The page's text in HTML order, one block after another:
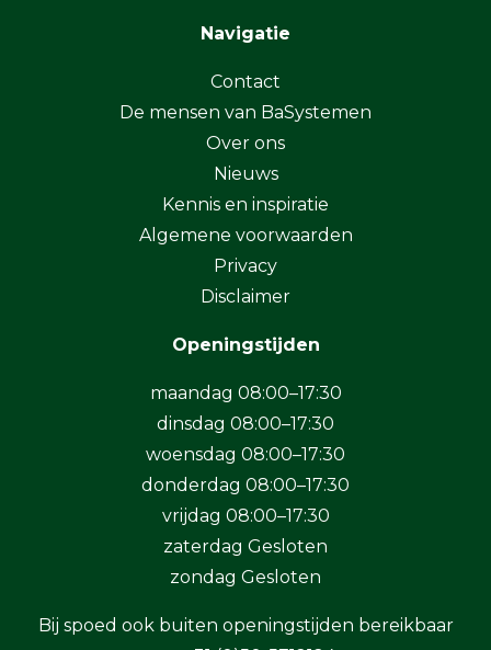
Navigatie
Contact
De mensen van BaSystemen
Over ons
Nieuws
Kennis en inspiratie
Algemene voorwaarden
Privacy
Disclaimer
Openingstijden
maandag 08:00–17:30
dinsdag 08:00–17:30
woensdag 08:00–17:30
donderdag 08:00–17:30
vrijdag 08:00–17:30
zaterdag Gesloten
zondag Gesloten
Bij spoed ook buiten openingstijden bereikbaar